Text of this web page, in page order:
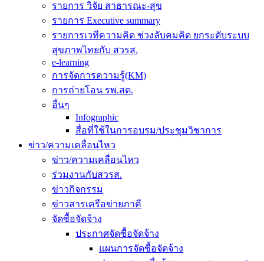
รายการ วิจัย สาธารณะ-สุข
รายการ Executive summary
รายการเวทีความคิด ช่วงลับคมคิด ยกระดับระบบ
สุขภาพไทยกับ สวรส.
e-learning
การจัดการความรู้(KM)
การถ่ายโอน รพ.สต.
อื่นๆ
Infographic
สื่อที่ใช้ในการอบรม/ประชุมวิชาการ
ข่าว/ความเคลื่อนไหว
ข่าว/ความเคลื่อนไหว
ร่วมงานกับสวรส.
ข่าวกิจกรรม
ข่าวสารเครือข่ายภาคี
จัดซื้อจัดจ้าง
ประกาศจัดซื้อจัดจ้าง
แผนการจัดซื้อจัดจ้าง